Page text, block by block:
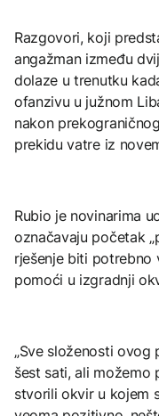
Razgovori, koji
angažman između
dolaze u trenutku
ofanzivu u južnom
nakon
prekidu vatre iz
Rubio je novinarima
označavaju početak
rješenje biti potrebno
pomoći u izgradnji
„Sve složenosti ovog
šest sati, ali možemo
stvorili okvir u kojem